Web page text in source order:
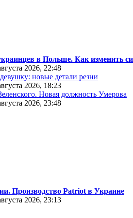
в Польше. Как изменить
2026, 22:48
новые детали резни
2026, 18:23
Новая должность Умерова
2026, 23:48
Производство Patriot в Украине
2026, 23:13